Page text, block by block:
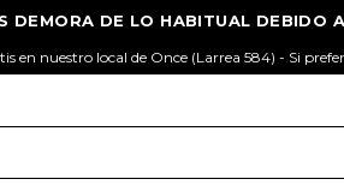
en nuestro local de Once (Larrea 584) - Si